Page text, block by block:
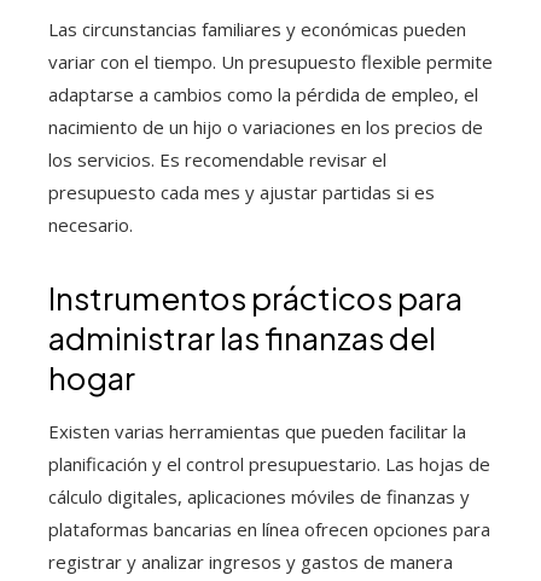
Las circunstancias familiares y económicas pueden
variar con el tiempo. Un presupuesto flexible permite
adaptarse a cambios como la pérdida de empleo, el
nacimiento de un hijo o variaciones en los precios de
los servicios. Es recomendable revisar el
presupuesto cada mes y ajustar partidas si es
necesario.
Instrumentos prácticos para
administrar las finanzas del
hogar
Existen varias herramientas que pueden facilitar la
planificación y el control presupuestario. Las hojas de
cálculo digitales, aplicaciones móviles de finanzas y
plataformas bancarias en línea ofrecen opciones para
registrar y analizar ingresos y gastos de manera